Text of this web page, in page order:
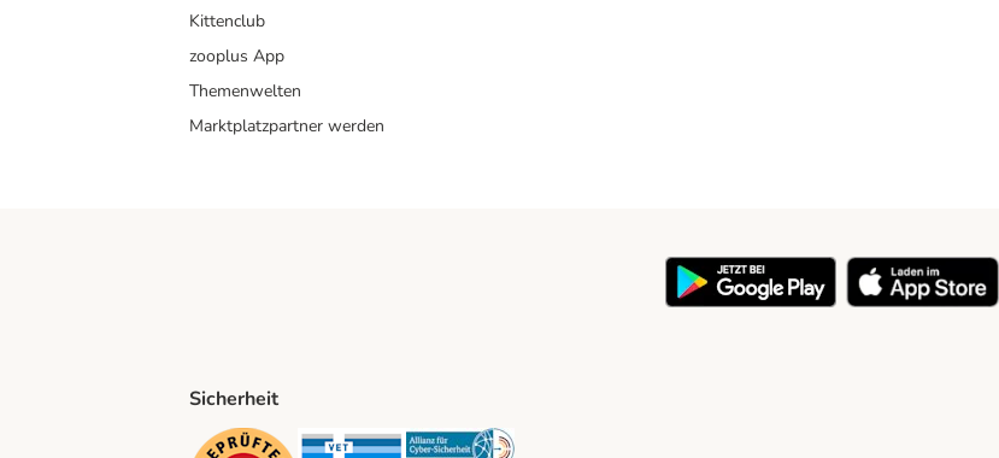
Kittenclub
zooplus App
Themenwelten
Marktplatzpartner werden
Sicherheit
Security Security Security